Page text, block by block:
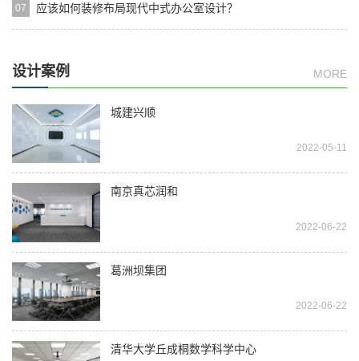
07 应该如何装修布局现代中式办公室设计？
设计案例 MORE
城建兴顺
2022-05-11
南京真芯润和
2022-06-22
葛洲坝集团
2022-06-22
清华大学丘成桐数学科学中心